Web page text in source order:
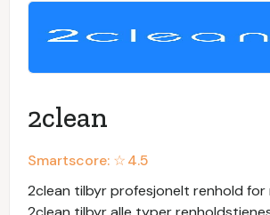
2clean
Smartscore: ☆4.5
2clean tilbyr profesjonelt renhold